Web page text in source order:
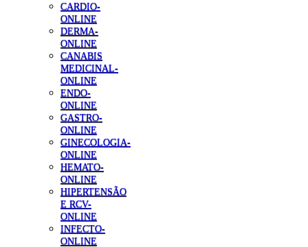
CARDIO-
ONLINE
DERMA-
ONLINE
CANABIS
MEDICINAL-
ONLINE
ENDO-
ONLINE
GASTRO-
ONLINE
GINECOLOGIA-
ONLINE
HEMATO-
ONLINE
HIPERTENSÃO
E RCV-
ONLINE
INFECTO-
ONLINE